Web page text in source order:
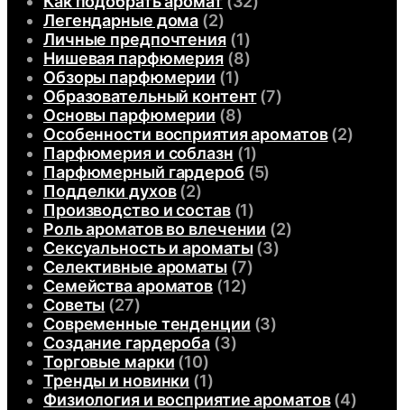
Легендарные дома (2)
Личные предпочтения(1)
Нишевая парфюмерия(8)
Обзоры парфюмерии (1)
Образовательный контент(7)
Основы парфюмерии (8)
Особенности восприятия ароматов(2)
Парфюмерия и соблазн (1)
Парфюмерный гардероб (5)
Подделки духов(2)
Производство и состав(1)
Роль ароматов во влечении (2)
Сексуальность и ароматы(3)
Селективные ароматы(7)
Семейства ароматов(12)
Советы (27)
Современные тенденции (3)
Создание гардероба(3)
Торговые марки (10)
Тренды и новинки (1)
Физиология и восприятие ароматов(4)